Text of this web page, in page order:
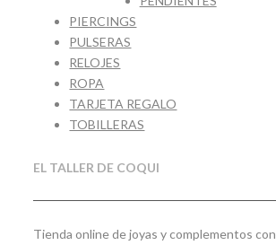
PIERCINGS
PULSERAS
RELOJES
ROPA
TARJETA REGALO
TOBILLERAS
EL TALLER DE COQUI
Tienda online de joyas y complementos con